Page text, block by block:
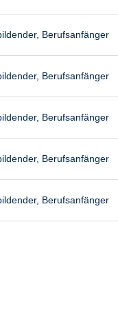
Berufsanfänger
Berufsanfänger
Berufsanfänger
Berufsanfänger
Berufsanfänger